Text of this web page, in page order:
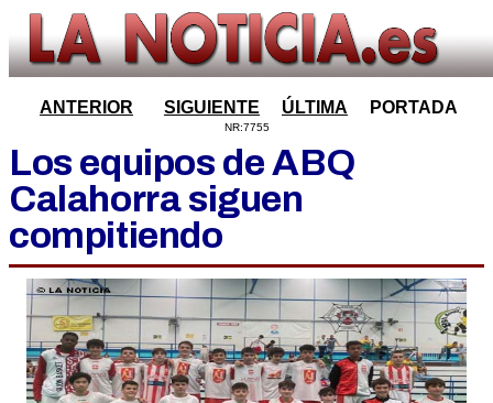
ANTERIOR SIGUIENTE ÚLTIMA PORTADA
NR:7755
Los equipos de ABQ
Calahorra siguen
compitiendo